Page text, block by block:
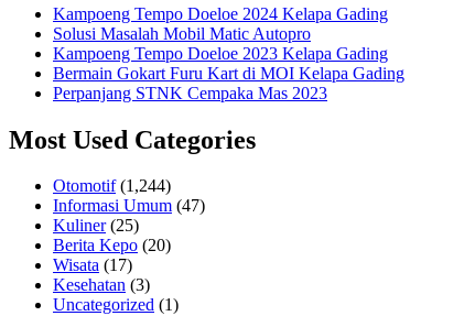
Kampoeng Tempo Doeloe 2024 Kelapa Gading
Solusi Masalah Mobil Matic Autopro
Kampoeng Tempo Doeloe 2023 Kelapa Gading
Bermain Gokart Furu Kart di MOI Kelapa Gading
Perpanjang STNK Cempaka Mas 2023
Most Used Categories
Otomotif(1,244)
Informasi Umum (47)
Kuliner(25)
Berita Kepo (20)
Wisata (17)
Kesehatan (3)
Uncategorized (1)